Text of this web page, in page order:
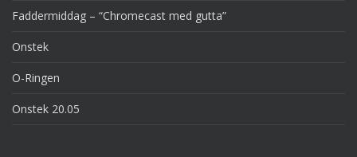
Faddermiddag – “Chromecast med gutta”
Onstek
O-Ringen
Onstek 20.05